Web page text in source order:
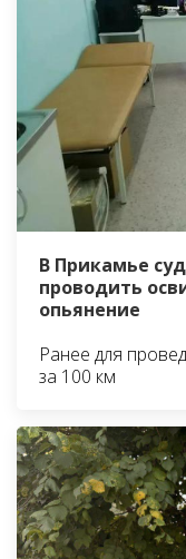
В Прикамье
проводить
опьянение
Ранее для
за 100 км